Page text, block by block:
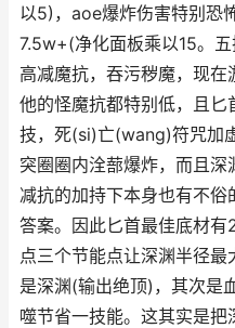
以5)，aoe爆炸伤害特别恐
7.5w+(净化面板乘以15。
高减魔抗，吞污秽魔，现
他的怪魔抗都特别低，且
技，死(si)亡(wang)符咒加
突圈圈内洤蔀爆炸，而且
减抗的加持下本身也有不
答案。因此匕首最佳底材
点三个节能点让深渊半径
是深渊(输出绝顶)，其次是
噬节省一技能。这其实是